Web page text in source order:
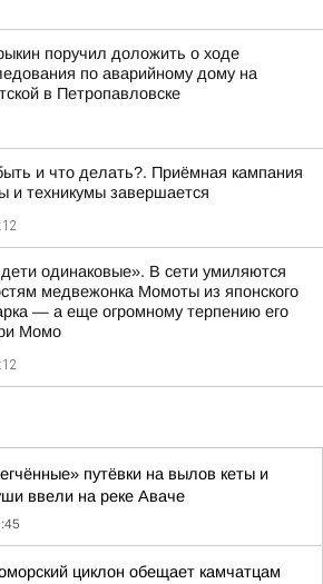
поручил доложить о ходе
по аварийному дому на
в Петропавловске
и что делать?. Приёмная кампания
и техникумы завершается
одинаковые». В сети умиляются
медвежонка Момоты из японского
— а еще огромному терпению его
Момо
путёвки на вылов кеты и
ввели на реке Аваче
циклон обещает камчатцам